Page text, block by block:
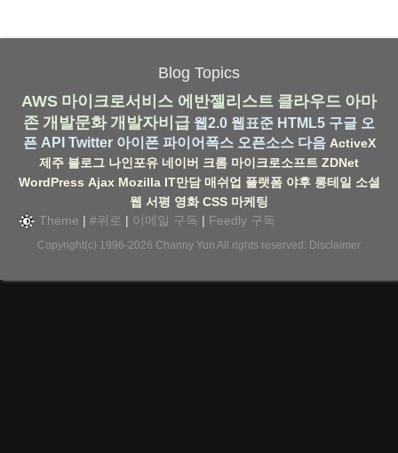
Blog Topics
AWS 마이크로서비스 에반젤리스트 클라우드 아마
존 개발문화 개발자비급 웹2.0 웹표준 HTML5 구글 오
픈 API Twitter 아이폰 파이어폭스 오픈소스 다음 ActiveX
제주 블로그 나인포유 네이버 크롬 마이크로소프트 ZDNet
WordPress Ajax Mozilla IT만담 매쉬업 플랫폼 야후 롱테일 소셜
웹 서평 영화 CSS 마케팅
Theme | #위로 | 이메일 구독 | Feedly 구독
Copyright(c) 1996-2026 Channy Yun All rights reserved. Disclaimer